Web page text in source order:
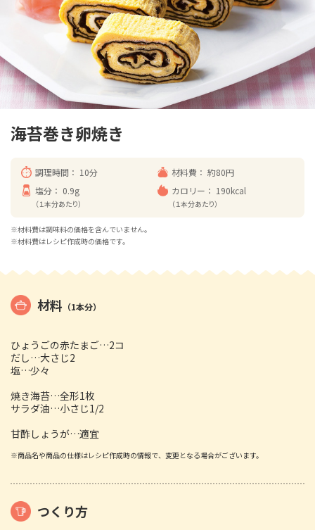
海苔巻き卵焼き
調理時間： 10分 材料費： 約80円
塩分： 0.9g
（１本分あたり）
カロリー： 190kcal
（１本分あたり）
※材料費は調味料の価格を含んでいません。
※材料費はレシピ作成時の価格です。
材料 （1本分）
ひょうごの赤たまご…2コ
だし…大さじ2
塩…少々
焼き海苔…全形1枚
サラダ油…小さじ1/2
甘酢しょうが…適宜
※商品名や商品の仕様はレシピ作成時の情報で、変更となる場合がございます。
つくり方